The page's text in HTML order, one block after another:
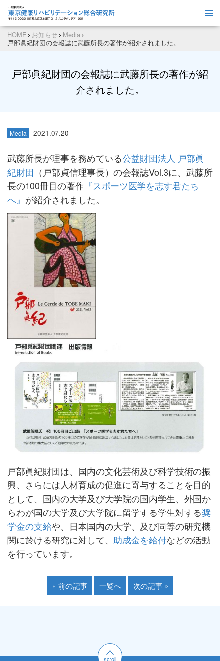
HOME お知らせ
Media
戸部眞紀財団の会報誌に武藤所長の著作が紹介されました。
戸部眞紀財団の会報誌に武藤所長の著作が紹
介されました。
Media 2021.07.20
武藤所長が理事を務めている公益財団法人 戸部眞
紀財団 （戸部貞信理事長）の会報誌Vol.3に、武藤所
長の100冊目の著作 『スポーツ医学を志す君たち
へ』 が紹介されました。
戸部眞紀財団は、国内の文化芸術及び科学技術の振
興、さらには人材育成の促進に寄与することを目的
として、国内の大学及び大学院の国内学生、外国か
らわが国の大学及び大学院に留学する学生対する奨
学金の支給や、日本国内の大学、及び同等の研究機
関に於ける研究に対して、 助成金を給付などの活動
を行っています。
« 前の記事 一覧へ 次の記事 »
scroll